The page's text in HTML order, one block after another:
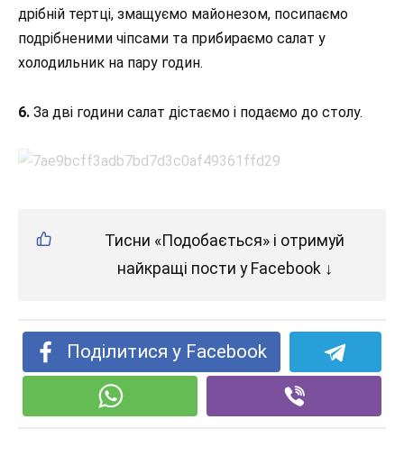
дрібній тертці, змащуємо майонезом, посипаємо
подрібненими чіпсами та прибираємо салат у
холодильник на пару годин.
6. За дві години салат дістаємо і подаємо до столу.
Тисни «Подобається» і отримуй
найкращі пости у Facebook ↓
Поділитися у Facebook